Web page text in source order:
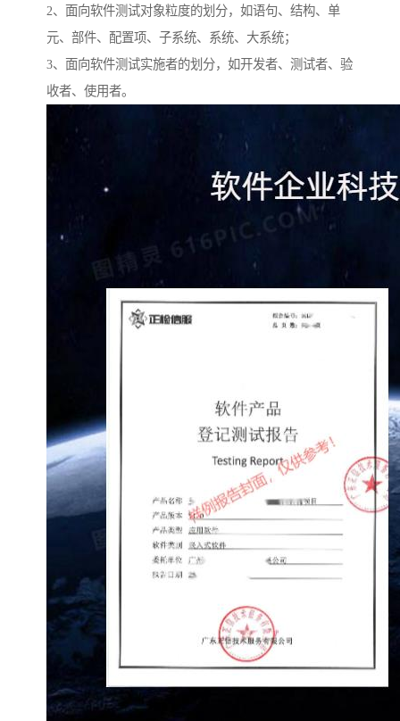
2、面向软件测试对象粒度的划分，如语句、结构、单
元、部件、配置项、子系统、系统、大系统；
3、面向软件测试实施者的划分，如开发者、测试者、验
收者、使用者。